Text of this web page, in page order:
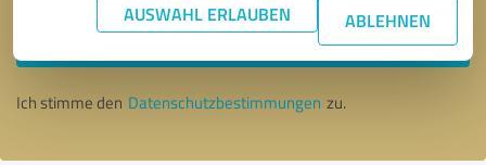
AUSWAHL ERLAUBEN ABLEHNEN
Ich stimme den Datenschutzbestimmungen zu.